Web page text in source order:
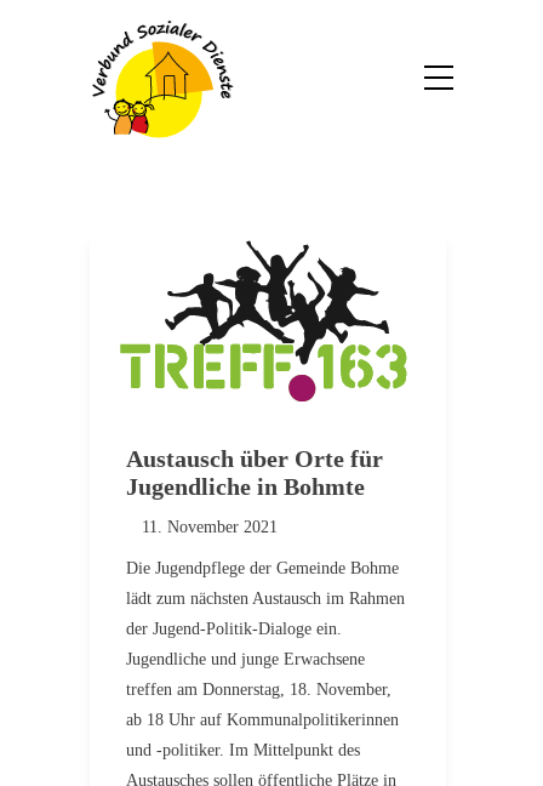
Austausch über Orte für
Jugendliche in Bohmte
11. November 2021
Die Jugendpflege der Gemeinde Bohme
lädt zum nächsten Austausch im Rahmen
der Jugend-Politik-Dialoge ein.
Jugendliche und junge Erwachsene
treffen am Donnerstag, 18. November,
ab 18 Uhr auf Kommunalpolitikerinnen
und -politiker. Im Mittelpunkt des
Austausches sollen öffentliche Plätze in